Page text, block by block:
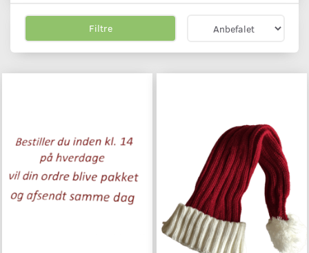
Filtre